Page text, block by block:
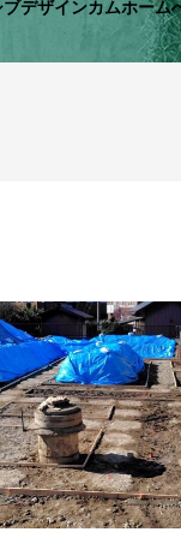
デザインカムホーム